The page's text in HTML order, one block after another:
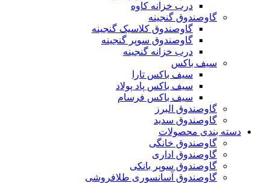
درب خزانه کاوه
گاوصندوق گنجینه
گاوصندوق کلاسیک گنجینه
گاوصندوق سوپر گنجینه
درب خزانه گنجینه
سیف باکس
سیف باکس تارا
سیف باکس پاد پولاد
سیف باکس فرسام
گاوصندوق البرز
گاوصندوق سدید
دسته بندی محصولات
گاوصندوق خانگی
گاوصندوق اداری
گاوصندوق سوپر بانکی
گاوصندوق آسانسوری طلافروشی